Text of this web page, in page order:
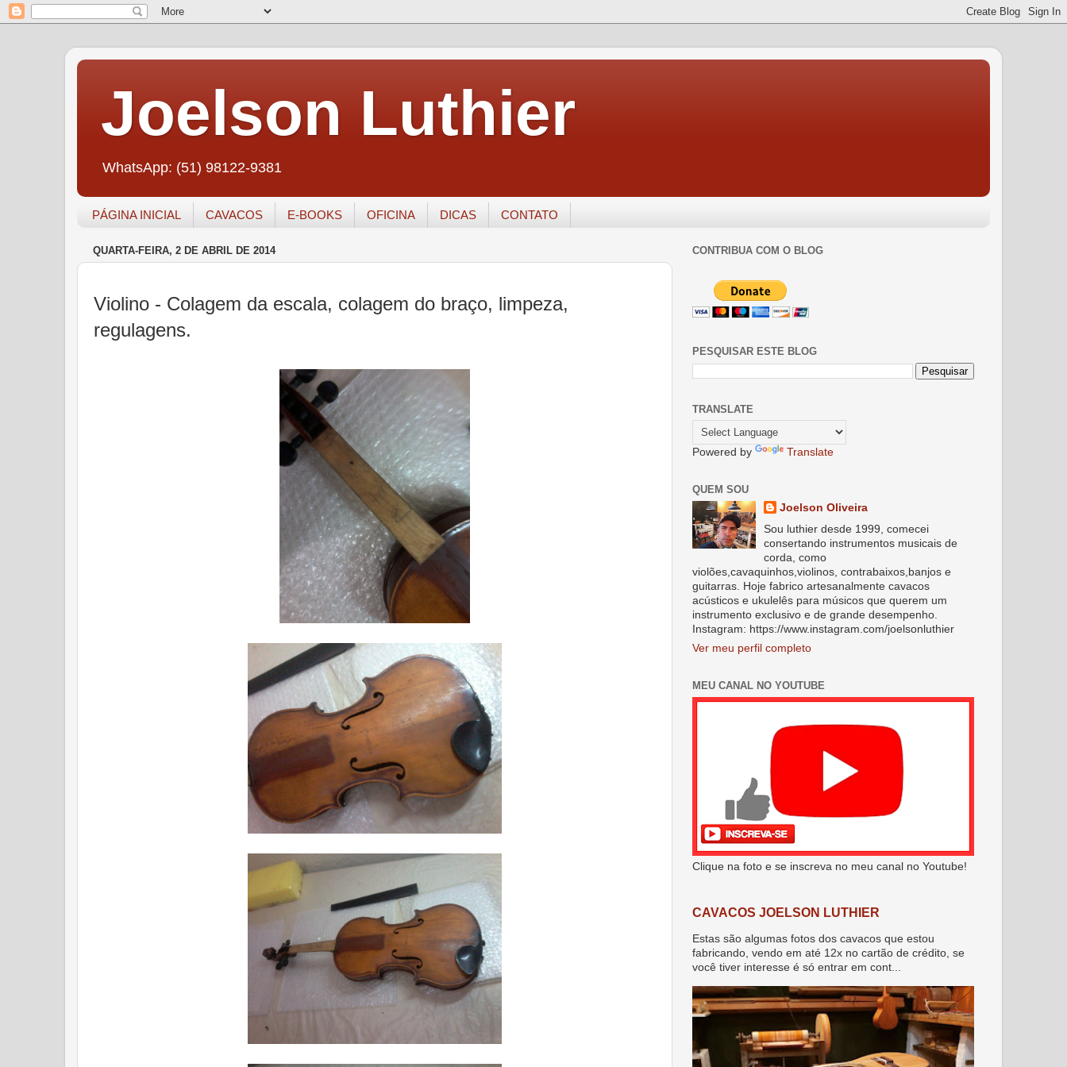
Joelson Luthier
WhatsApp: (51) 98122-9381
PÁGINA INICIAL CAVACOS E-BOOKS OFICINA DICAS CONTATO
QUARTA-FEIRA, 2 DE ABRIL DE 2014
Violino - Colagem da escala, colagem do braço, limpeza,
regulagens.
CONTRIBUA COM O BLOG
PESQUISAR ESTE BLOG
TRANSLATE
Powered by Translate
QUEM SOU
Joelson Oliveira
Sou luthier desde 1999, comecei
consertando instrumentos musicais de
corda, como
violões,cavaquinhos,violinos, contrabaixos,banjos e
guitarras. Hoje fabrico artesanalmente cavacos
acústicos e ukulelês para músicos que querem um
instrumento exclusivo e de grande desempenho.
Instagram: https://www.instagram.com/joelsonluthier
Ver meu perfil completo
MEU CANAL NO YOUTUBE
Clique na foto e se inscreva no meu canal no Youtube!
CAVACOS JOELSON LUTHIER
Estas são algumas fotos dos cavacos que estou
fabricando, vendo em até 12x no cartão de crédito, se
você tiver interesse é só entrar em cont...